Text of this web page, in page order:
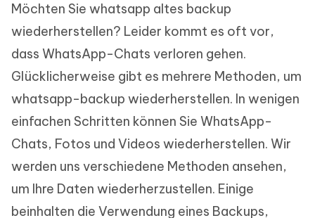
Möchten Sie whatsapp altes backup
wiederherstellen? Leider kommt es oft vor,
dass WhatsApp-Chats verloren gehen.
Glücklicherweise gibt es mehrere Methoden, um
whatsapp-backup wiederherstellen. In wenigen
einfachen Schritten können Sie WhatsApp-
Chats, Fotos und Videos wiederherstellen. Wir
werden uns verschiedene Methoden ansehen,
um Ihre Daten wiederherzustellen. Einige
beinhalten die Verwendung eines Backups,